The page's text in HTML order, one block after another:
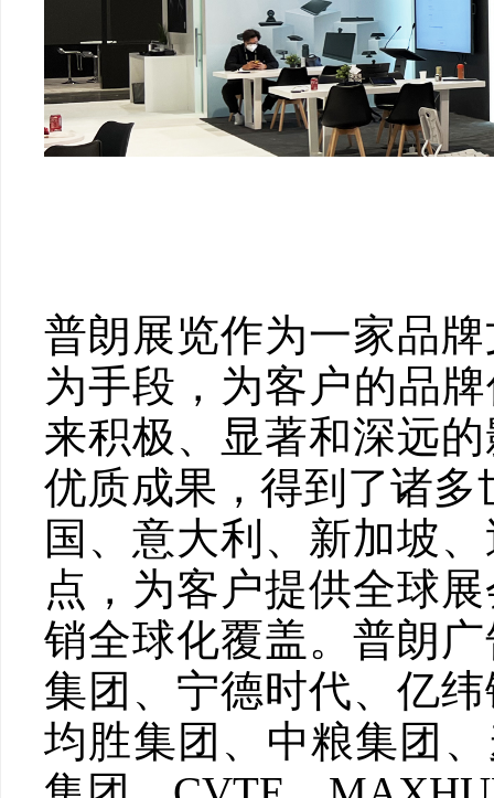
普朗展览作为一家品
为手段，为客户的品
来积极、显著和深远
优质成果，得到了诸
国、意大利、新加坡
点，为客户提供全球
销全球化覆盖。普朗
集团、宁德时代、亿
均胜集团、中粮集团